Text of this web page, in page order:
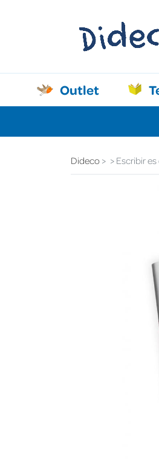
Outlet
Dideco Escribir